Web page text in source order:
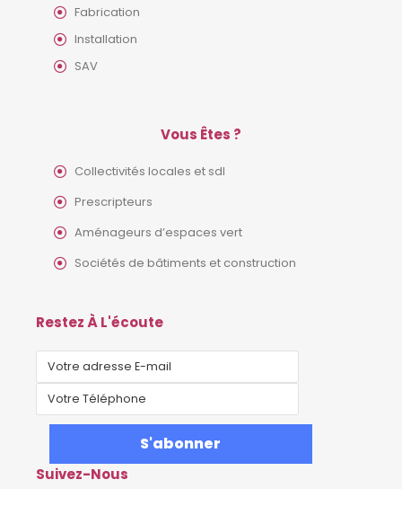
Fabrication
Installation
SAV
Vous Êtes ?
Collectivités locales et sdl
Prescripteurs
Aménageurs d’espaces vert
Sociétés de bâtiments et construction
Restez À L'écoute
Suivez-Nous